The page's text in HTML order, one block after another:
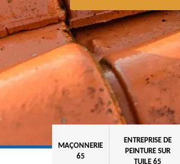
MAÇONNERIE
65
ENTREPRISE DE
PEINTURE SUR
TUILE 65